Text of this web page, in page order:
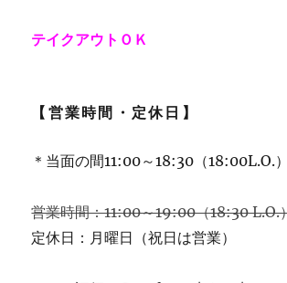
テイクアウトＯＫ
【営業時間・定休日】
＊当面の間11:00～18:30（18:00L.O.
営業時間：11:00～19:00（18:30 L.O.
定休日：月曜日（祝日は営業）